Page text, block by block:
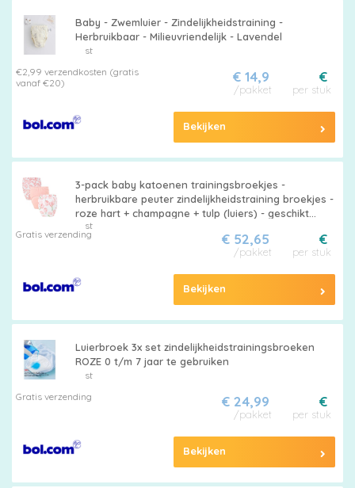
Baby - Zwemluier - Zindelijkheidstraining -
Herbruikbaar - Milieuvriendelijk - Lavendel
st
€2,99 verzendkosten (gratis
vanaf €20)
€
per stuk
€ 14,9
/pakket
Bekijken
3-pack baby katoenen trainingsbroekjes -
herbruikbare peuter zindelijkheidstraining broekjes -
roze hart + champagne + tulp (luiers) - geschikt
voor jongens en meisjes van 12-18 kg
st
Gratis verzending €
per stuk
€ 52,65
/pakket
Bekijken
Luierbroek 3x set zindelijkheidstrainingsbroeken
ROZE 0 t/m 7 jaar te gebruiken
st
Gratis verzending
€
per stuk
€ 24,99
/pakket
Bekijken